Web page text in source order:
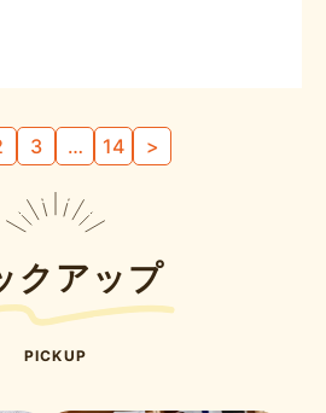
3 … 14 >
クアップ
PICKUP